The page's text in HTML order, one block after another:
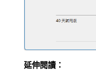
延伸閱讀：